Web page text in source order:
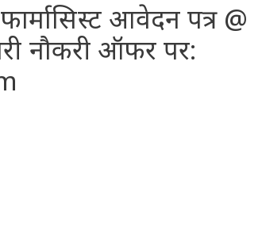
आवेदन पत्र @
नौकरी ऑफर पर: